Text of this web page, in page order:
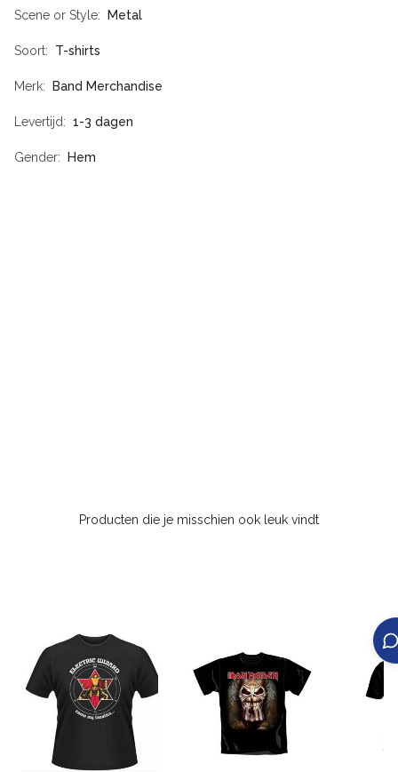
Scene or Style Metal
Soort T-shirts
Merk Band Merchandise
Levertijd 1-3 dagen
Gender Hem
Producten die je misschien ook leuk vindt